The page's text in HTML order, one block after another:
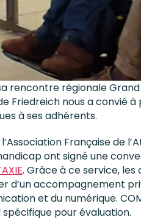
rencontre régionale
Friedreich nous a convié
à ses adhérents.
Française de
ont signé une
. Grâce à ce service, les
d’un accompagnement
et du numérique.
pour évaluation.